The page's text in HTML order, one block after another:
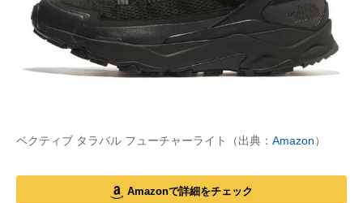
ベクティブ タラバル フューチャーライト（出典： Amazon）
Amazonで詳細をチェック